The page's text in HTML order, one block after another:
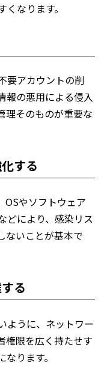
なります。
要アカウントの削
報の悪用による侵入
理そのものが重要な
する
OSやソフトウェア
どにより、感染リス
ないことが基本で
る
ように、ネットワー
権限を広く持たせす
ります。